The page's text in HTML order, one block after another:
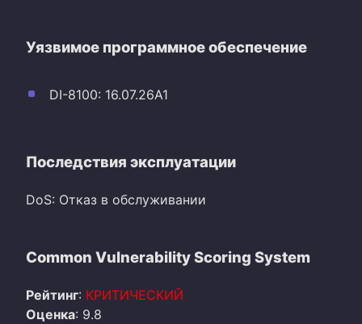
Уязвимое программное обеспечение
DI-8100: 16.07.26A1
Последствия эксплуатации
DoS: Отказ в обслуживании
Common Vulnerability Scoring System
Рейтинг: КРИТИЧЕСКИЙ
Оценка: 9.8